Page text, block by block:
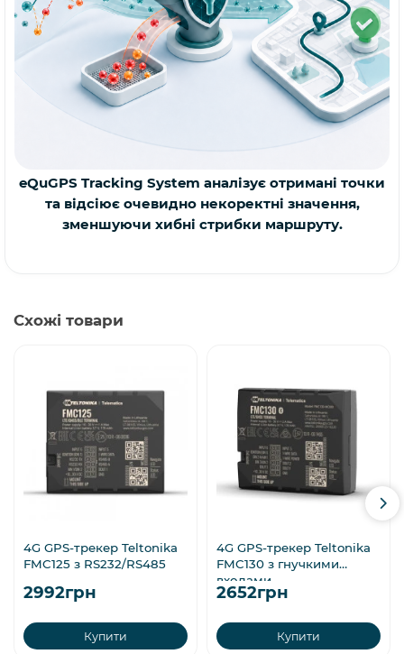
eQuGPS Tracking System аналізує отримані точки
та відсіює очевидно некоректні значення,
зменшуючи хибні стрибки маршруту.
Схожі товари
4G GPS-трекер Teltonika
FMC125 з RS232/RS485
2992грн
Купити
4G GPS-трекер Teltonika
FMC130 з гнучкими
входами
2652грн
Купити